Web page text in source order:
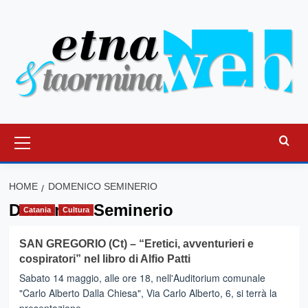
principale
HOME DOMENICO SEMINERIO
Domenico Seminerio
Catania Cultura
SAN GREGORIO (Ct) – “Eretici, avventurieri e
cospiratori” nel libro di Alfio Patti
Sabato 14 maggio, alle ore 18, nell'Auditorium comunale
"Carlo Alberto Dalla Chiesa", Via Carlo Alberto, 6, si terrà la